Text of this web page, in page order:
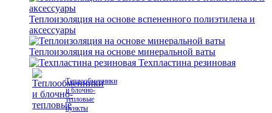
Теплоизоляция на основе вспененного полиэтилена и
аксессуары
Теплоизоляция на основе минеральной ваты
Техпластина резиновая
Теплообменники
и блочно-
тепловые
пункты